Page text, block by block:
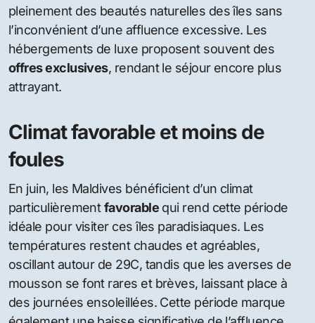
pleinement des beautés naturelles des îles sans
l’inconvénient d’une affluence excessive. Les
hébergements de luxe proposent souvent des
offres exclusives, rendant le séjour encore plus
attrayant.
Climat favorable et moins de
foules
En juin, les Maldives bénéficient d’un climat
particulièrementfavorablequi rend cette période
idéale pour visiter ces îles paradisiaques. Les
températures restent chaudes et agréables,
oscillant autour de 29C, tandis que les averses de
mousson se font rares et brèves, laissant place à
des journées ensoleillées. Cette période marque